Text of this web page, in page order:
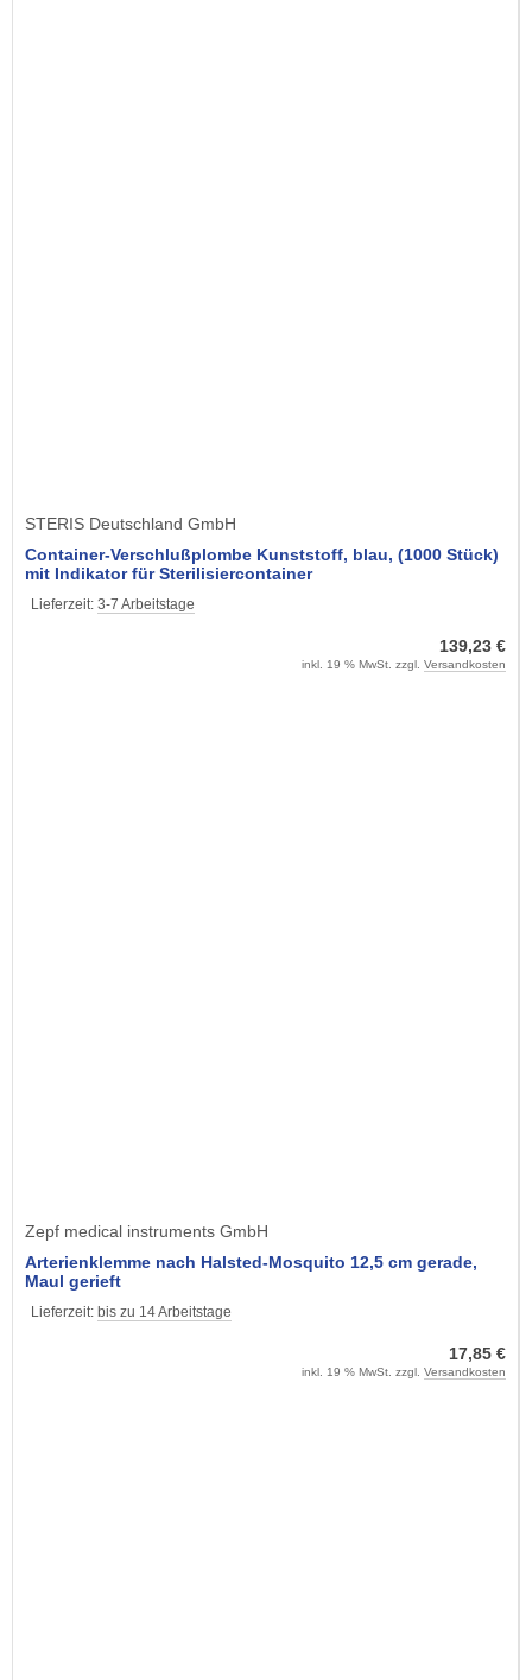
STERIS Deutschland GmbH
Container-Verschlußplombe Kunststoff, blau, (1000 Stück)
mit Indikator für Sterilisiercontainer
Lieferzeit: 3-7 Arbeitstage
139,23 €
inkl. 19 % MwSt. zzgl. Versandkosten
Zepf medical instruments GmbH
Arterienklemme nach Halsted-Mosquito 12,5 cm gerade,
Maul gerieft
Lieferzeit: bis zu 14 Arbeitstage
17,85 €
inkl. 19 % MwSt. zzgl. Versandkosten